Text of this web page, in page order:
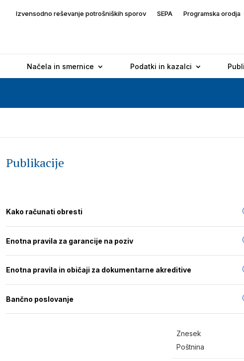
Izvensodno reševanje potrošniških sporov SEPA Programska orodja
Načela in smernice Podatki in kazalci
Publikacije
Kako računati obresti
Enotna pravila za garancije na poziv
Enotna pravila in običaji za dokumentarne akreditive
Bančno poslovanje
Znesek
Poštnina